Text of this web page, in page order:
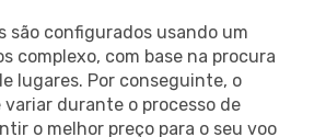
são configurados usando um
complexo, com base na procura
lugares. Por conseguinte, o
durante o processo de
o melhor preço para o seu voo